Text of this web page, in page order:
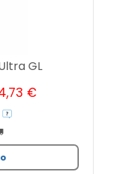
GL
€